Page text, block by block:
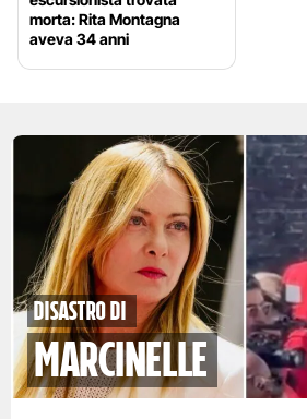
morta: Rita Montagna
aveva 34 anni
disastro di
marcinelle